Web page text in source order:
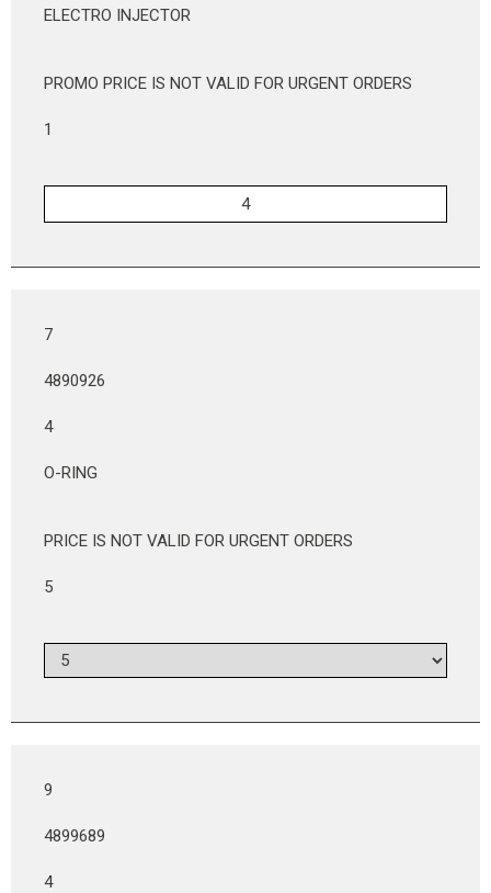
ELECTRO INJECTOR
PROMO PRICE IS NOT VALID FOR URGENT ORDERS
1
7
4890926
4
O-RING
PRICE IS NOT VALID FOR URGENT ORDERS
5
9
4899689
4